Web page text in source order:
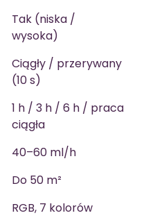
Tak (niska /
wysoka)
Ciągły / przerywany
(10 s)
1 h / 3 h / 6 h / praca
ciągła
40–60 ml/h
Do 50 m²
RGB, 7 kolorów